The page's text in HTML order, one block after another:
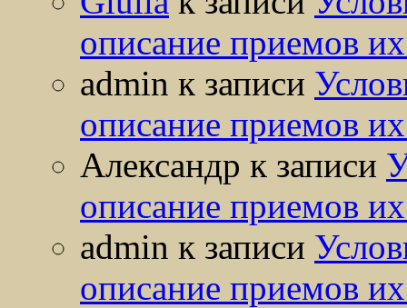
описание приемов
admin к записи
описание приемов
Александр к записи
описание приемов
admin к записи
описание приемов